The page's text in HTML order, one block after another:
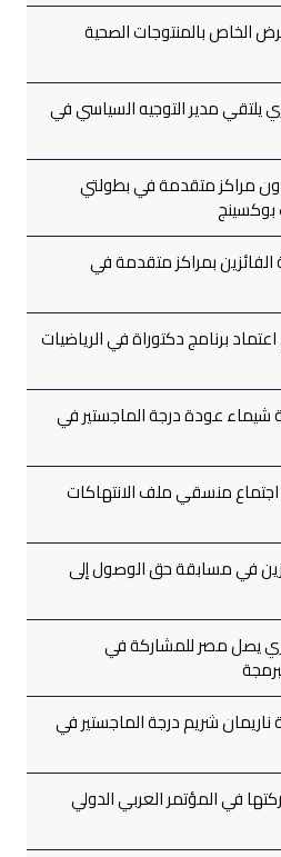
الخاص بالمنتوجات الصحية
مدير التوجيه السياسي في
مراكز متقدمة في بطولتي
بوكسينج
الفائزين بمراكز متقدمة في
برنامج دكتوراة في الرياضيات
شيماء عودة درجة الماجستير في
منسقي ملف الانتهاكات
في مسابقة حق الوصول إلى
يصل مصر للمشاركة في
ناريمان شريم درجة الماجستير في
في المؤتمر العربي الدولي